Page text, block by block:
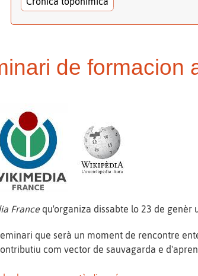
de formacion
Francequ'organiza dissabte lo 23 de genèr
que serà un moment de rencontre
com vector de sauvagarda e